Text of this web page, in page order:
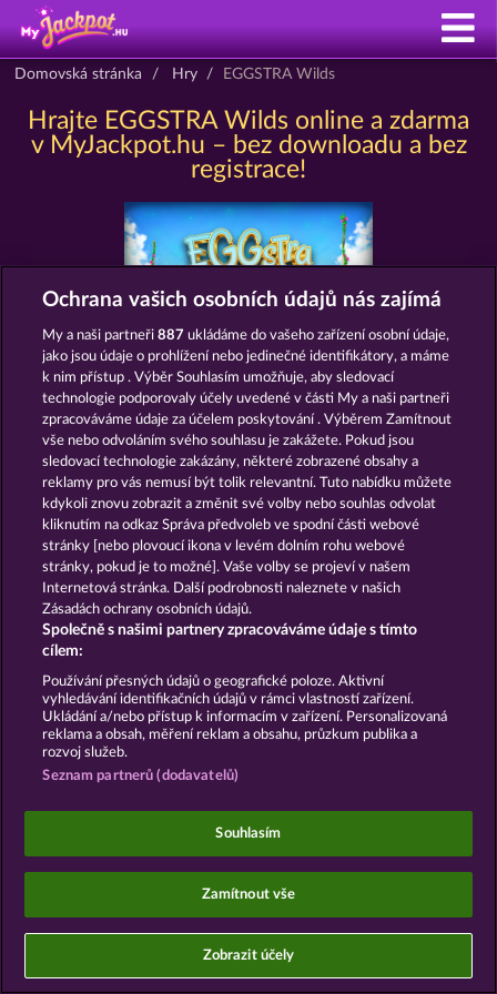
Domovská stránka Hry EGGSTRA Wilds
Hrajte EGGSTRA Wilds online a zdarma
v MyJackpot.hu – bez downloadu a bez
registrace!
Podmínky Prohlášení o ochraně údajů
Kontakt Společnost Časté dotazy
Partnerský program Facebook
Podat Žádost o Odstoupení
zábavním účelům a nemají vůbec žádný vliv na
možné budoucí úspěchy v oblasti hazardu se
skutečnými penězi.
©2026 Whow Games GmbH
Ochrana vašich osobních údajů nás zajímá
My a naši partneři887 ukládáme do vašeho zařízení osobní údaje,
jako jsou údaje o prohlížení nebo jedinečné identifikátory, a máme
k nim přístup . Výběr Souhlasím umožňuje, aby sledovací
technologie podporovaly účely uvedené v části My a naši partneři
zpracováváme údaje za účelem poskytování . Výběrem Zamítnout
vše nebo odvoláním svého souhlasu je zakážete. Pokud jsou
sledovací technologie zakázány, některé zobrazené obsahy a
reklamy pro vás nemusí být tolik relevantní. Tuto nabídku můžete
kdykoli znovu zobrazit a změnit své volby nebo souhlas odvolat
kliknutím na odkaz Správa předvoleb ve spodní části webové
stránky [nebo plovoucí ikona v levém dolním rohu webové
stránky, pokud je to možné]. Vaše volby se projeví v našem
Internetová stránka. Další podrobnosti naleznete v našich
Zásadách ochrany osobních údajů.
Společně s našimi partnery zpracováváme údaje s tímto
cílem:
Používání přesných údajů o geografické poloze. Aktivní
vyhledávání identifikačních údajů v rámci vlastností zařízení.
Ukládání a/nebo přístup k informacím v zařízení. Personalizovaná
reklama a obsah, měření reklam a obsahu, průzkum publika a
rozvoj služeb.
Seznam partnerů (dodavatelů)
Souhlasím
Zamítnout vše
Zobrazit účely